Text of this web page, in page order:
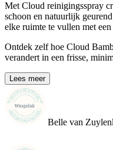
Met Cloud reinigingsspray
schoon en natuurlijk
elke ruimte te vullen met
Ontdek zelf hoe Cloud
verandert in een frisse,
Lees meer
Belle van